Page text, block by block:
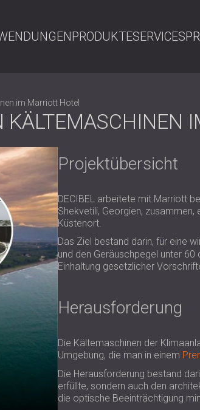
PRODUKTESERVICES
im Marriott Hotel
Projektübersicht
DECIBEL arbeitete mit Marriott
Shekvetili, Georgien,
Küstenort.
Das Ziel bestand darin, für eine
und den Geräuschpegel unter
Einhaltung gesetzlicher
Herausforderung
Die Kältemaschinen der
Umgebung, die man in einem
Die Herausforderung bestand
erfüllte, sondern auch den
die optische Beeinträchtigung